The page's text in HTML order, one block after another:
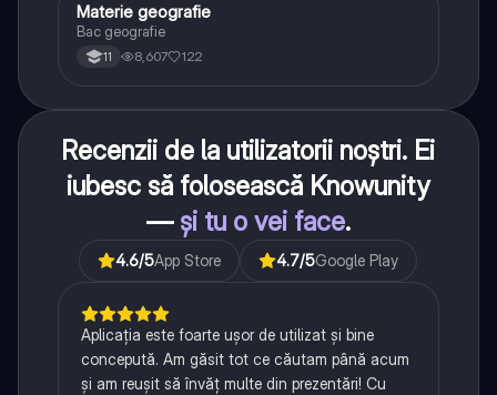
Geografie
Materie geografie
Bac geografie
11 8,607 122
Recenzii de la utilizatorii noștri. Ei
iubesc să folosească Knowunity
— și tu o vei face.
4.6/5App Store 4.7/5Google Play
Aplicația este foarte ușor de utilizat și bine
concepută. Am găsit tot ce căutam până acum
și am reușit să învăț multe din prezentări! Cu